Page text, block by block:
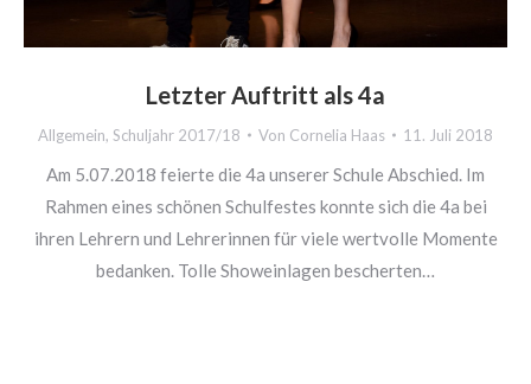
Letzter Auftritt als 4a
Allgemein, Schuljahr 2017/18 Von Cornelia Haas 11. Juli 2018
Am 5.07.2018 feierte die 4a unserer Schule Abschied. Im
Rahmen eines schönen Schulfestes konnte sich die 4a bei
ihren Lehrern und Lehrerinnen für viele wertvolle Momente
bedanken. Tolle Showeinlagen bescherten…